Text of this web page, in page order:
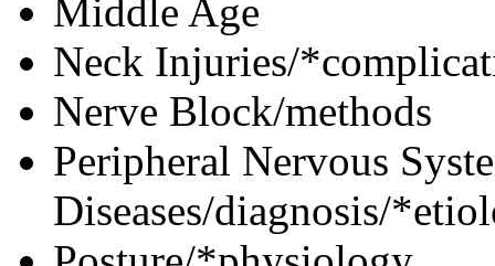
Middle Age
Neck Injuries/
Nerve Block/methods
Peripheral Nervous
Diseases/diagnosis/